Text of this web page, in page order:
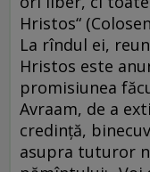
Hristos“
La rîndul ei,
Hristos este
promisiunea
Avraam, de a
credință,
asupra tuturor